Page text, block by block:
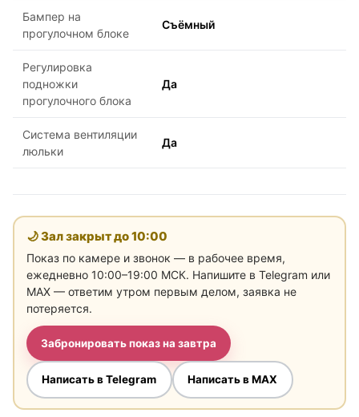
Бампер на
прогулочном блоке
Съёмный
Регулировка
подножки
прогулочного блока
Да
Система вентиляции
люльки
Да
🌙 Зал закрыт до10:00
Показ по камере и звонок — в рабочее время,
ежедневно 10:00–19:00 МСК. Напишите в Telegram или
MAX — ответим утром первым делом, заявка не
потеряется.
Забронировать показ на завтра
Написать в Telegram Написать в MAX